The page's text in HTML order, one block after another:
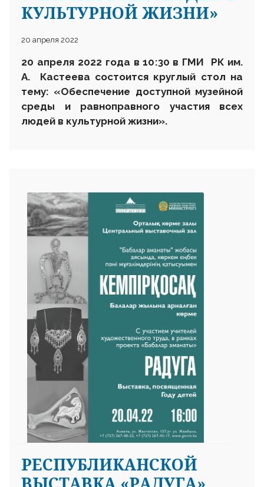
КУЛЬТУРНОЙ ЖИЗНИ»
20 апреля 2022
20 апреля 2022 года в 10:30 в ГМИ РК им.
А. Кастеева состоится круглый стол на
тему: «Обеспечение доступной музейной
среды и равноправного участия всех
людей в культурной жизни».
РЕСПУБЛИКАНСКОЙ